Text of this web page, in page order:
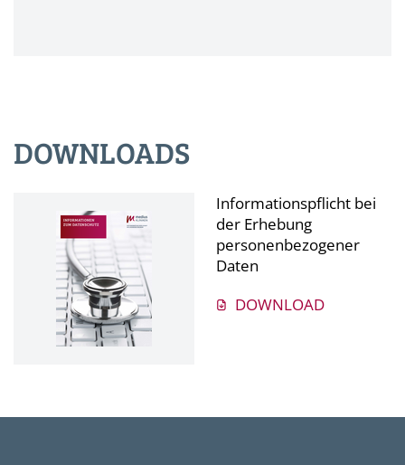
DOWNLOADS
Informationspflicht bei
der Erhebung
personenbezogener
Daten
DOWNLOAD